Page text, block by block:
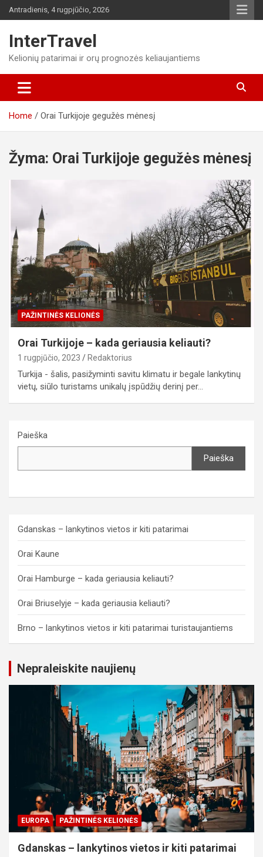
Skip
to
Antradienis, 4 rugpjūčio, 2026
InterTravel
Kelionių patarimai ir orų prognozės keliaujantiems
Home Orai Turkijoje gegužės mėnesį
Žyma: Orai Turkijoje gegužės mėnesį
PAŽINTINĖS KELIONĖS
Orai Turkijoje – kada geriausia keliauti?
1 rugpjūčio, 2023 Redaktorius
Turkija - šalis, pasižyminti savitu klimatu ir begale lankytinų
vietų, siūlo turistams unikalų įspūdžių derinį per…
Paieška
Paieška
Gdanskas – lankytinos vietos ir kiti patarimai
Orai Kaune
Orai Hamburge – kada geriausia keliauti?
Orai Briuselyje – kada geriausia keliauti?
Brno – lankytinos vietos ir kiti patarimai turistaujantiems
Nepraleiskite naujienų
EUROPA PAŽINTINĖS KELIONĖS
Gdanskas – lankytinos vietos ir kiti patarimai